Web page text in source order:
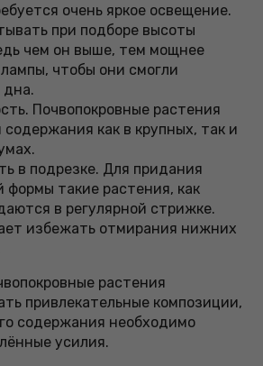
очень яркое освещение.
при подборе высоты
чем он выше, тем мощнее
чтобы они смогли
дна.
Почвопокровные растения
как в крупных, так и
в подрезке. Для придания
формы такие растения, как
в регулярной стрижке.
избежать отмирания нижних
растения
привлекательные композиции,
содержания необходимо
усилия.